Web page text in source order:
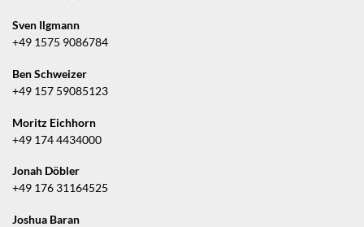
Sven Ilgmann
+49 1575 9086784
Ben Schweizer
+49 157 59085123
Moritz Eichhorn
+49 174 4434000
Jonah Döbler
+49 176 31164525
Joshua Baran